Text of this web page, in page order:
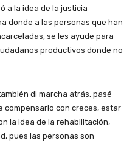
a la idea de la justicia
donde a las personas que han
se les ayude para
productivos donde no
di marcha atrás, pasé
compensarlo con creces, estar
la idea de la rehabilitación,
pues las personas son